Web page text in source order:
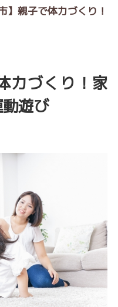
】親子で体力づくり！
力づくり！家
遊び